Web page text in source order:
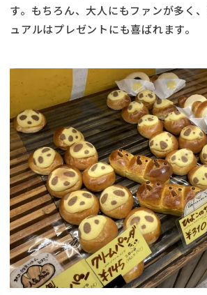
す。もちろん、大人にもファンが多く
ュアルはプレゼントにも喜ばれます。